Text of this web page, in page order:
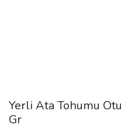
Yerli Ata Tohumu
Gr